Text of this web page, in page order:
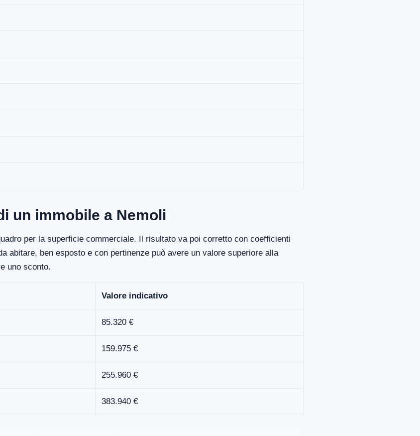
un immobile a Nemoli
per la superficie commerciale. Il risultato va poi corretto con coefficienti
abitare, ben esposto e con pertinenze può avere un valore superiore alla
uno sconto.
Valore indicativo
85.320 €
159.975 €
255.960 €
383.940 €